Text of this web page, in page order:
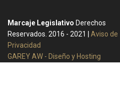
Marcaje Legislativo Derechos
Reservados. 2016 - 2021 | Aviso de
Privacidad
GAREY AW - Diseño y Hosting